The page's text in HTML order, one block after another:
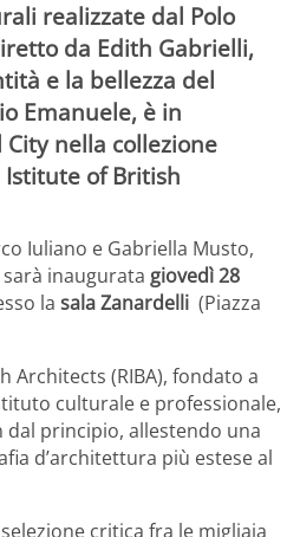
realizzate dal Polo
da Edith Gabrielli,
e la bellezza del
Emanuele, è in
nella collezione
Istitute of British
Iuliano e Gabriella Musto,
inaugurata giovedì 28
la sala Zanardelli (Piazza
Architects (RIBA), fondato a
culturale e professionale,
principio, allestendo una
d’architettura più estese al
critica fra le migliaia